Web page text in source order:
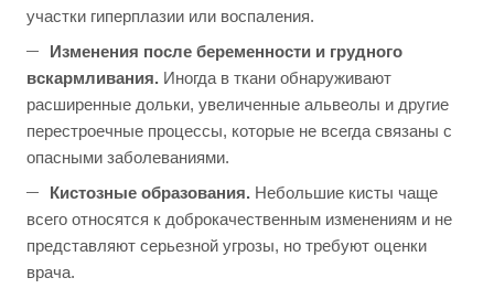
участки гиперплазии или воспаления.
Изменения после беременности и грудного
вскармливания. Иногда в ткани обнаруживают
расширенные дольки, увеличенные альвеолы и другие
перестроечные процессы, которые не всегда связаны с
опасными заболеваниями.
Кистозные образования. Небольшие кисты чаще
всего относятся к доброкачественным изменениям и не
представляют серьезной угрозы, но требуют оценки
врача.